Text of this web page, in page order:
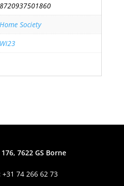
8720937501860
Home Society
WI23
7622 GS Borne
+31 74 266 62 73